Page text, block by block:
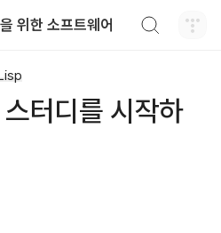
위한 소프트웨어
터디를 시작하